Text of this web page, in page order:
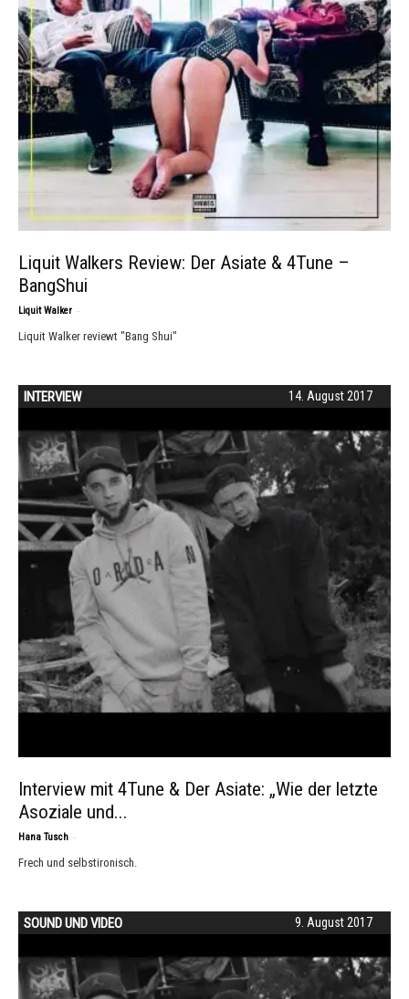
Liquit Walkers Review: Der Asiate & 4Tune –
BangShui
Liquit Walker -
Liquit Walker reviewt "Bang Shui"
14. August 2017
INTERVIEW
Interview mit 4Tune & Der Asiate: „Wie der letzte
Asoziale und...
Hana Tusch -
Frech und selbstironisch.
9. August 2017
SOUND UND VIDEO